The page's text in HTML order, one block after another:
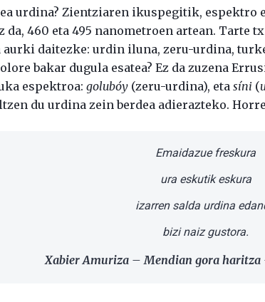
urdina? Zientziaren ikuspegitik, espektro
da, 460 eta 495 nanometroen artean. Tarte
aurki daitezke: urdin iluna, zeru-urdina,
bakar dugula esatea? Ez da zuzena
espektroa:golubóy (zeru-urdina), etasíni (
du urdina zein berdea adierazteko.
Emaidazue freskura
ura eskutik eskura
izarren salda urdina
bizi naiz gustora.
Xabier Amuriza – Mendian gora